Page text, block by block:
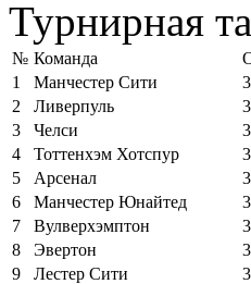
Турнирная
№ Команда
1
Манчестер Сити
2
Ливерпуль
3
Челси
4
Тоттенхэм Хотспур
5
Арсенал
6
Манчестер Юнайтед
7
Вулверхэмптон
8
Эвертон
9
Лестер Сити